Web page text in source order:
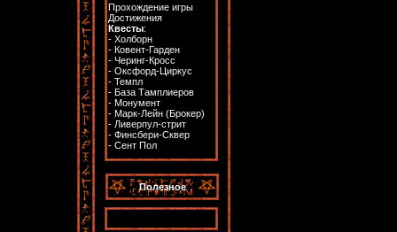
Прохождение игры
Достижения
Квесты:
- Холборн
- Ковент-Гарден
- Черинг-Кросс
- Оксфорд-Циркус
- Темпл
- База Тамплиеров
- Монумент
- Марк-Лейн (Брокер)
- Ливерпул-стрит
- Финсбери-Сквер
- Сент Пол
Полезное